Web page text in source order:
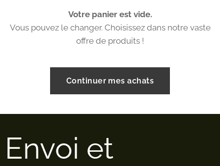
Votre panier est vide.
Vous pouvez le changer. Choisissez dans notre vaste
offre de produits !
Continuer mes achats
Envoi et